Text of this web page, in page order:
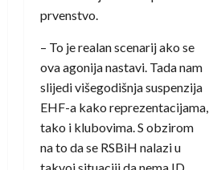
prvenstvo.
– To je realan scenarij ako se
ova agonija nastavi. Tada nam
slijedi višegodišnja suspenzija
EHF-a kako reprezentacijama,
tako i klubovima. S obzirom
na to da se RSBiH nalazi u
takvoj situaciji da nema ID